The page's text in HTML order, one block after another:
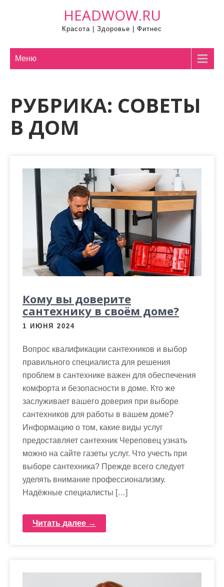
HEADWOW.RU
Красота | Здоровье | Фитнес
Меню
РУБРИКА: СОВЕТЫ
В ДОМ
Кому вы доверите
сантехнику в своём доме?
1 ИЮНЯ 2024
Вопрос квалификации сантехников и выбор
правильного специалиста для решения
проблем в сантехнике важен для обеспечения
комфорта и безопасности в доме. Кто же
заслуживает вашего доверия при выборе
сантехников для работы в вашем доме?
Информацию о том, какие виды услуг
предоставляет сантехник Череповец узнать
можно на сайте газеты услуг. Что учесть при
выборе сантехника? Прежде всего следует
уделять внимание профессионализму.
Надёжные специалисты […]
Читать далее →